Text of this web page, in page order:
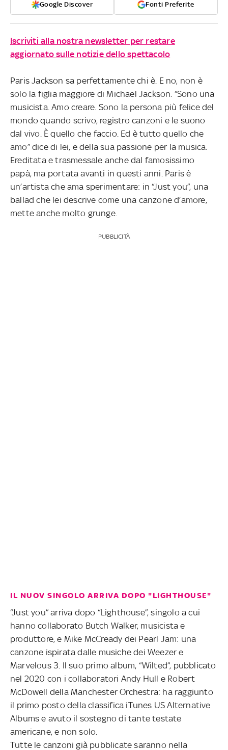
Google Discover Fonti Preferite
Iscriviti alla nostra newsletter per restare
aggiornato sulle notizie dello spettacolo
Paris Jackson sa perfettamente chi è. E no, non è
solo la figlia maggiore di Michael Jackson. “Sono una
musicista. Amo creare. Sono la persona più felice del
mondo quando scrivo, registro canzoni e le suono
dal vivo. È quello che faccio. Ed è tutto quello che
amo” dice di lei, e della sua passione per la musica.
Ereditata e trasmessale anche dal famosissimo
papà, ma portata avanti in questi anni. Paris è
un’artista che ama sperimentare: in “Just you”, una
ballad che lei descrive come una canzone d’amore,
mette anche molto grunge.
PUBBLICITÀ
IL NUOV SINGOLO ARRIVA DOPO "LIGHTHOUSE"
“Just you” arriva dopo “Lighthouse”, singolo a cui
hanno collaborato Butch Walker, musicista e
produttore, e Mike McCready dei Pearl Jam: una
canzone ispirata dalle musiche dei Weezer e
Marvelous 3. Il suo primo album, “Wilted”, pubblicato
nel 2020 con i collaboratori Andy Hull e Robert
McDowell della Manchester Orchestra: ha raggiunto
il primo posto della classifica iTunes US Alternative
Albums e avuto il sostegno di tante testate
americane, e non solo.
Tutte le canzoni già pubblicate saranno nella